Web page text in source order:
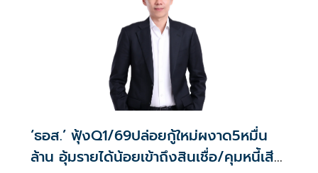
‘ธอส.’ ฟุ้งQ1/69ปล่อยกู้ใหม่ผงาด5หมื่น
ล้าน อุ้มรายได้น้อยเข้าถึงสินเชื่อ/คุมหนี้เสีย